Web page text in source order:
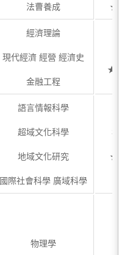
法曹養成
經濟理論
現代經濟 經營 經濟史
金融工程
語言情報科學
超域文化科學
地域文化研究
國際社會科學 廣域科學
物理學